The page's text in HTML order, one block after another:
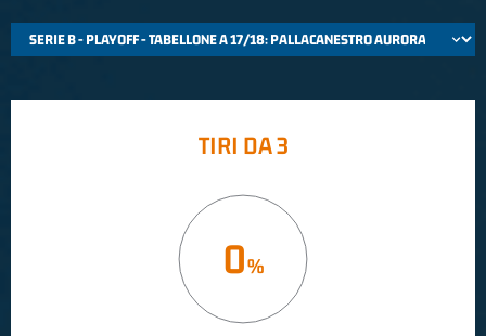
TIRI DA 3
0